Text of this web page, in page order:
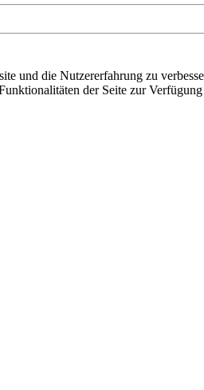
und die Nutzererfahrung zu
der Seite zur Verfügung